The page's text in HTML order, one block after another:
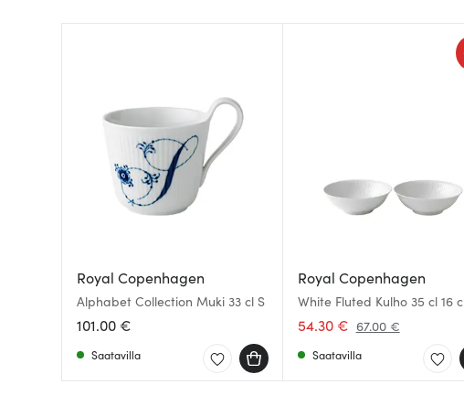
Royal Copenhagen
Alphabet Collection Muki 33 cl S
101.00 €
Saatavilla
Royal Copenhagen
White Fluted Kulho 35 cl 16
kpl
54.30 € 67.00 €
Saatavilla